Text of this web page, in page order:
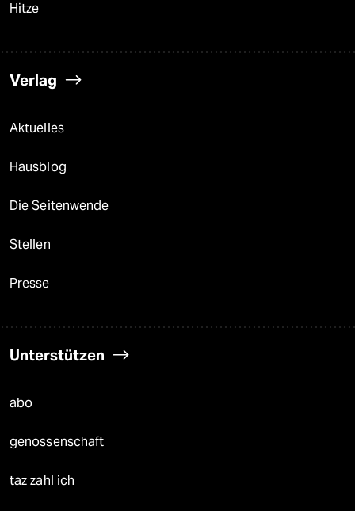
Hitze
Verlag
Aktuelles
Hausblog
Die Seitenwende
Stellen
Presse
Unterstützen
abo
genossenschaft
taz zahl ich